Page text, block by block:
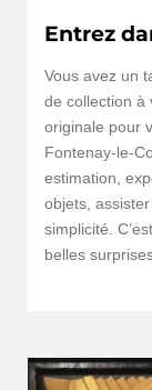
Entrez
Vous avez un
de collection à
originale pour
Fontenay-le-
estimation,
objets,
simplicité.
belles